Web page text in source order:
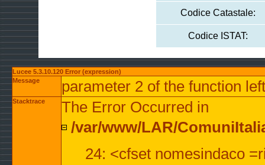
Codice Catastale:
Codice ISTAT:
Lucee 5.3.10.120 Error (expression)
Message
parameter 2 of the function
Stacktrace
The Error Occurred in
/var/www/LAR/
24: <cfset nomesindaco